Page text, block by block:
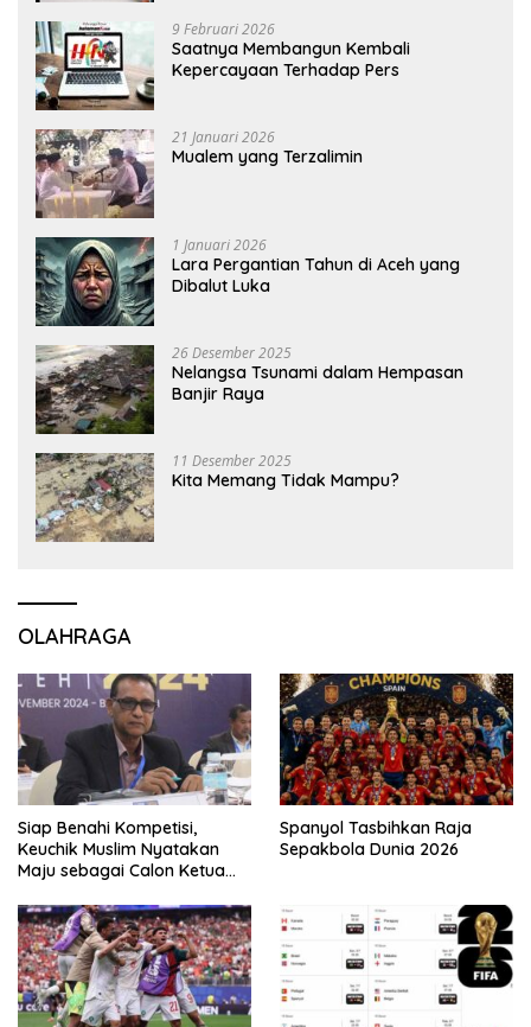
9 Februari 2026
Saatnya Membangun Kembali
Kepercayaan Terhadap Pers
21 Januari 2026
Mualem yang Terzalimin
1 Januari 2026
Lara Pergantian Tahun di Aceh yang
Dibalut Luka
26 Desember 2025
Nelangsa Tsunami dalam Hempasan
Banjir Raya
11 Desember 2025
Kita Memang Tidak Mampu?
OLAHRAGA
Siap Benahi Kompetisi,
Keuchik Muslim Nyatakan
Maju sebagai Calon Ketua
Spanyol Tasbihkan Raja
Sepakbola Dunia 2026